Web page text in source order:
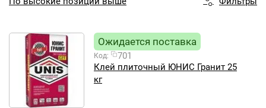
Ожидается поставка
Код:
701
Клей плиточный ЮНИС Гранит 25
кг